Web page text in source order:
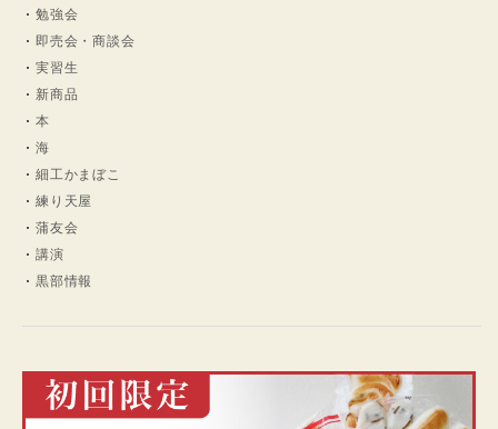
勉強会
即売会・商談会
実習生
新商品
本
海
細工かまぼこ
練り天屋
蒲友会
講演
黒部情報